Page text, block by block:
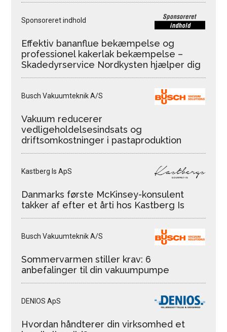
Sponsoreret indhold
Effektiv bananflue bekæmpelse og
professionel kakerlak bekæmpelse –
Skadedyrservice Nordkysten hjælper dig
Busch Vakuumteknik A/S
Vakuum reducerer
vedligeholdelsesindsats og
driftsomkostninger i pastaproduktion
Kastberg Is ApS
Danmarks første McKinsey-konsulent
takker af efter et årti hos Kastberg Is
Busch Vakuumteknik A/S
Sommervarmen stiller krav: 6
anbefalinger til din vakuumpumpe
DENIOS ApS
Hvordan håndterer din virksomhed et